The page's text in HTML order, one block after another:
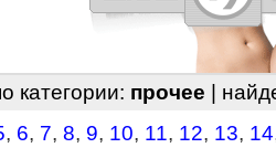
категории: прочее |
, 6, 7, 8, 9, 10, 11, 12, 13, 14